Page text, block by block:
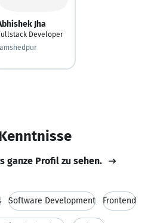
Jha
Developer
ganze Profil zu sehen.
Software Development Frontend